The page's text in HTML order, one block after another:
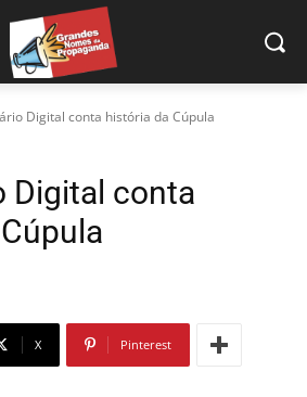
Digital conta história da Cúpula
Digital conta
X Pinterest